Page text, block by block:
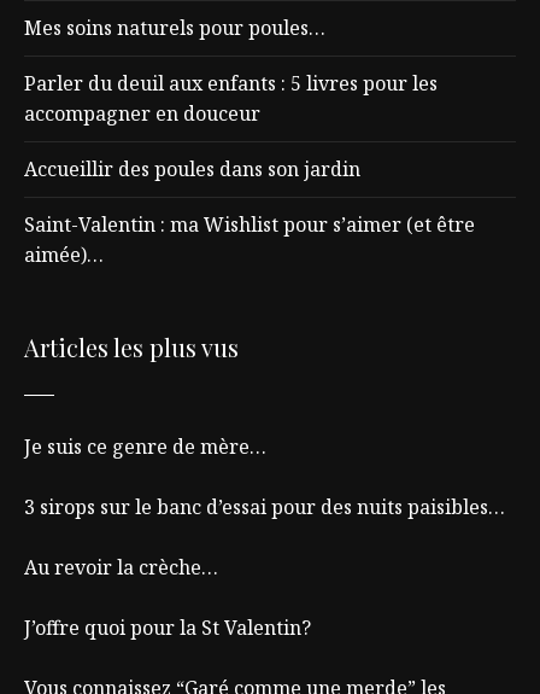
Mes soins naturels pour poules…
Parler du deuil aux enfants : 5 livres pour les
accompagner en douceur
Accueillir des poules dans son jardin
Saint-Valentin : ma Wishlist pour s’aimer (et être
aimée)…
Articles les plus vus
Je suis ce genre de mère…
3 sirops sur le banc d’essai pour des nuits paisibles…
Au revoir la crèche…
J’offre quoi pour la St Valentin?
Vous connaissez “Garé comme une merde” les